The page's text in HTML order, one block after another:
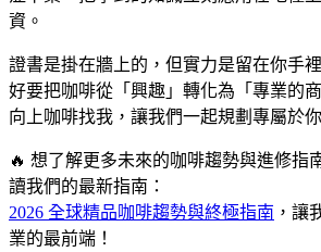
資。
證書是掛在牆上的，但實力是留在你手
好要把咖啡從「興趣」轉化為「專業的
向上咖啡找我，讓我們一起規劃專屬於
🔥 想了解更多未來的咖啡趨勢與進修指
讀我們的最新指南：
2026 全球精品咖啡趨勢與終極指南 ，讓
業的最前端！